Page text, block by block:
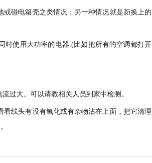
碰电箱壳之类情况；另一种情况就是新换上的
时使用大功率的电器.(比如把所有的空调都打开
过大。可以请教相关人员到家中检测。
线头有没有氧化或有杂物沾在上面，把它清理